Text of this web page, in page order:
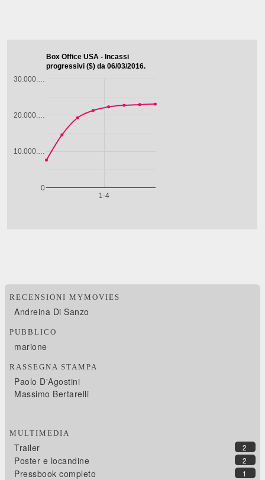
RECENSIONI MYMOVIES
Andreina Di Sanzo
PUBBLICO
marione
RASSEGNA STAMPA
Paolo D'Agostini
Massimo Bertarelli
MULTIMEDIA
2
Trailer
2
Poster e locandine
1
Pressbook completo